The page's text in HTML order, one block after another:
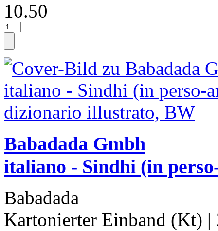
10.50
Babadada Gmbh
italiano - Sindhi (in
Babadada
Kartonierter Einband (Kt) |